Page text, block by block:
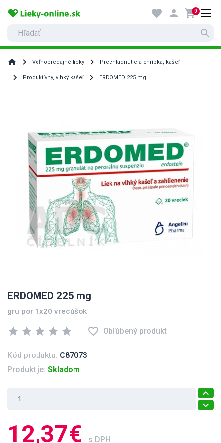
search
favorite person shopping_cart0
home Voľnopredajné lieky Prechladnutie a chrípka, kašeľ
Produktívny, vlhký kašeľ ERDOMED 225 mg
ERDOMED 225 mg
gru por 1x20 vrecúšok
star star star star star favorite_border Obľúbený produkt
Kód produktu: C87073
Produkt je: Skladom
12,37€ s DPH